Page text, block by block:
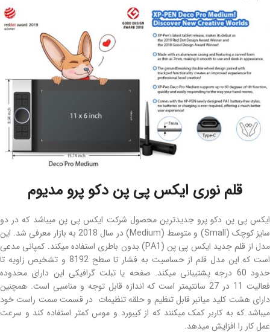
قلم نوری ایکس پی پن دکو پرو مدیوم
ایکس پی پن دکو پرو جدیدترین محصول شرکت ایکس پی پن میباشد که در دو
سایز کوچک (Small) و متوسط (Medium) در سال 2018 به بازار معرفی شد. این
مدل از قلم جدید ایکس پی پن (PA1) بدون باطری استفاده میکند. کمپانی مدعی
است که این مدل قلم از حساسیت به فشار تا سطح 8192 و تشخیص زاویه تا
حدود 60 درجه پشتیبانی میکند. صفحه یا تبلت گرافیکی این دارای محدوده
فعالیت 11 در 27 سانتیمتر است که اندازه قابل توجه و مناسبی است. همچنین
دارای هشت کلید میانبر قابل تنظیم و حلقه تنظیمات در قسمت سمت راست خود
میباشد که به کاربر کمک میکنند که از کیبورد و موس کمتر استفاده کند و سرعت
عمل کار را افزایش میدهد.